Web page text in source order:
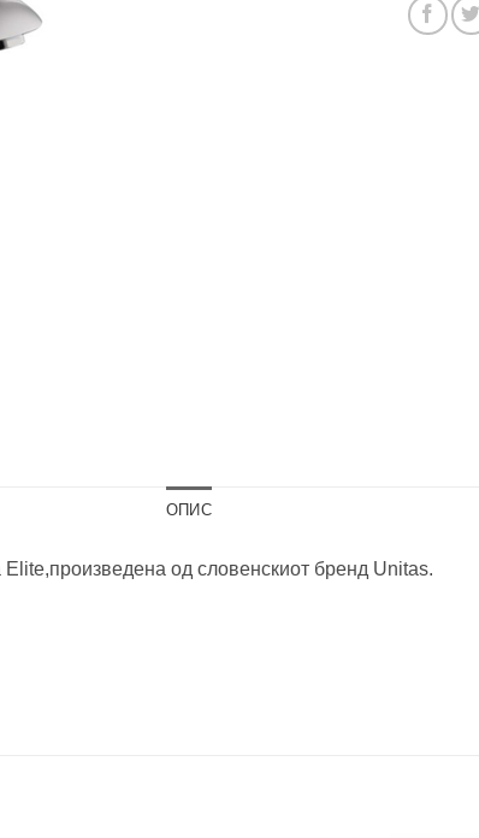
ОПИС
од словенскиот бренд Unitas.